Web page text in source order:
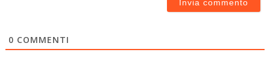
0 COMMENTI